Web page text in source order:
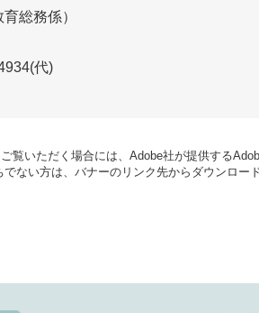
育総務係
代)
覧いただく場合には、Adobe社が提供する
ない方は、バナーのリンク先からダウンロー